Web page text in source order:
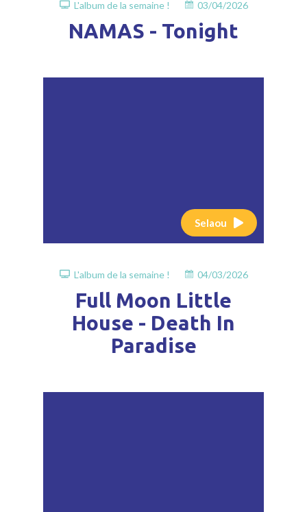
L'album de la semaine ! 03/04/2026
NAMAS - Tonight
Selaou
L'album de la semaine ! 04/03/2026
Full Moon Little
House - Death In
Paradise